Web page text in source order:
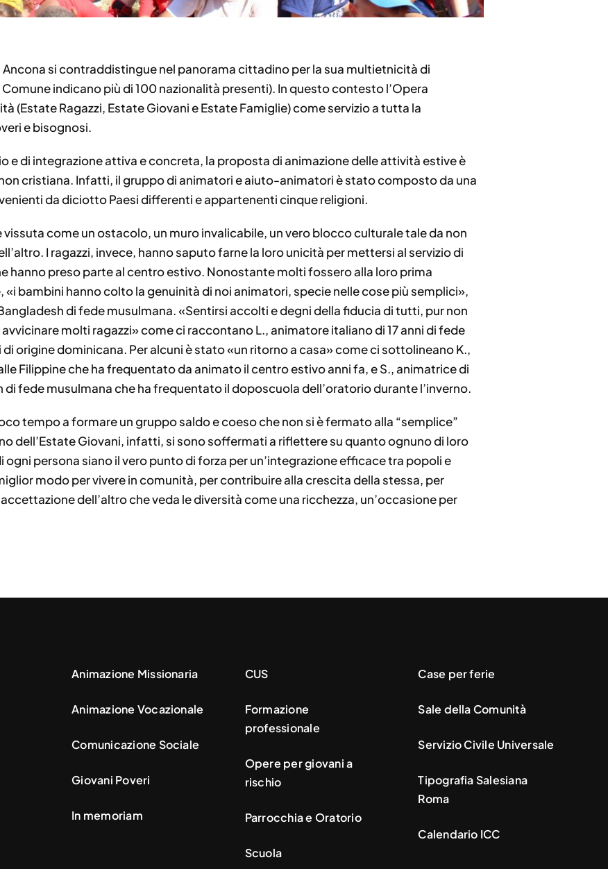
Ancona si contraddistingue nel panorama cittadino per la sua multietnicità di
indicano più di 100 nazionalità presenti). In questo contesto l’Opera
(Estate Ragazzi, Estate Giovani e Estate Famiglie) come servizio a tutta la
e bisognosi.
e di integrazione attiva e concreta, la proposta di animazione delle attività estive è
cristiana. Infatti, il gruppo di animatori e aiuto-animatori è stato composto da una
da diciotto Paesi differenti e appartenenti cinque religioni.
come un ostacolo, un muro invalicabile, un vero blocco culturale tale da non
I ragazzi, invece, hanno saputo farne la loro unicità per mettersi al servizio di
hanno preso parte al centro estivo. Nonostante molti fossero alla loro prima
«i bambini hanno colto la genuinità di noi animatori, specie nelle cose più semplici»,
di fede musulmana. «Sentirsi accolti e degni della fiducia di tutti, pur non
molti ragazzi» come ci raccontano L., animatore italiano di 17 anni di fede
origine dominicana. Per alcuni è stato «un ritorno a casa» come ci sottolineano K.,
Filippine che ha frequentato da animato il centro estivo anni fa, e S., animatrice di
di fede musulmana che ha frequentato il doposcuola dell’oratorio durante l’inverno.
tempo a formare un gruppo saldo e coeso che non si è fermato alla “semplice”
dell’Estate Giovani, infatti, si sono soffermati a riflettere su quanto ognuno di loro
ogni persona siano il vero punto di forza per un’integrazione efficace tra popoli e
modo per vivere in comunità, per contribuire alla crescita della stessa, per
dell’altro che veda le diversità come una ricchezza, un’occasione per
Animazione Missionaria
Animazione Vocazionale
Comunicazione Sociale
Giovani Poveri
In memoriam
CUS
Formazione
professionale
Opere per giovani a
rischio
Parrocchia e Oratorio
Scuola
Case per ferie
Sale della Comunità
Servizio Civile Universale
Tipografia Salesiana
Roma
Calendario ICC